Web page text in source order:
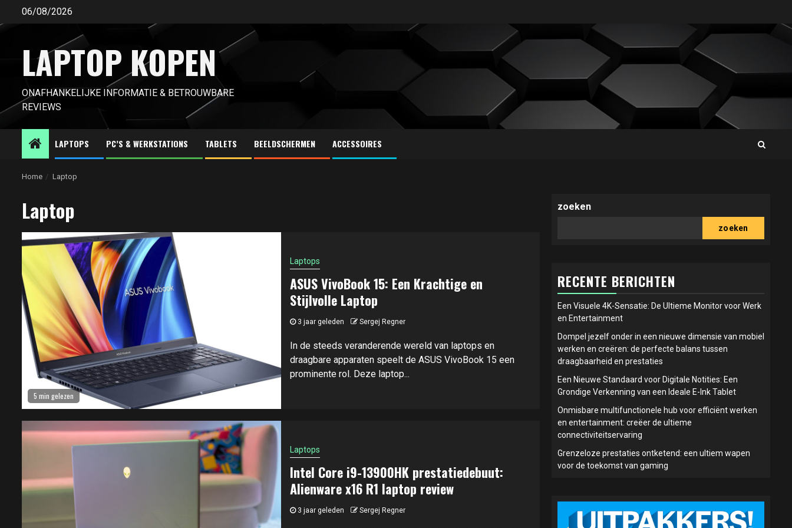
inhoud
06/08/2026
LAPTOP KOPEN
ONAFHANKELIJKE INFORMATIE & BETROUWBARE
REVIEWS
LAPTOPS PC’S & WERKSTATIONS TABLETS BEELDSCHERMEN ACCESSOIRES
Home Laptop
Laptop
5 min gelezen
Laptops
ASUS VivoBook 15: Een Krachtige en
Stijlvolle Laptop
3 jaar geleden Sergej Regner
In de steeds veranderende wereld van laptops en
draagbare apparaten speelt de ASUS VivoBook 15 een
prominente rol. Deze laptop...
Laptops
Intel Core i9-13900HK prestatiedebuut:
Alienware x16 R1 laptop review
3 jaar geleden Sergej Regner
zoeken
zoeken
RECENTE BERICHTEN
Een Visuele 4K-Sensatie: De Ultieme Monitor voor Werk
en Entertainment
Dompel jezelf onder in een nieuwe dimensie van mobiel
werken en creëren: de perfecte balans tussen
draagbaarheid en prestaties
Een Nieuwe Standaard voor Digitale Notities: Een
Grondige Verkenning van een Ideale E-Ink Tablet
Onmisbare multifunctionele hub voor efficiënt werken
en entertainment: creëer de ultieme
connectiviteitservaring
Grenzeloze prestaties ontketend: een ultiem wapen
voor de toekomst van gaming